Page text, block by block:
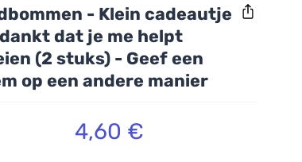
- Klein cadeautje
dat je me helpt
(2 stuks) - Geef een
op een andere manier
4,60 €